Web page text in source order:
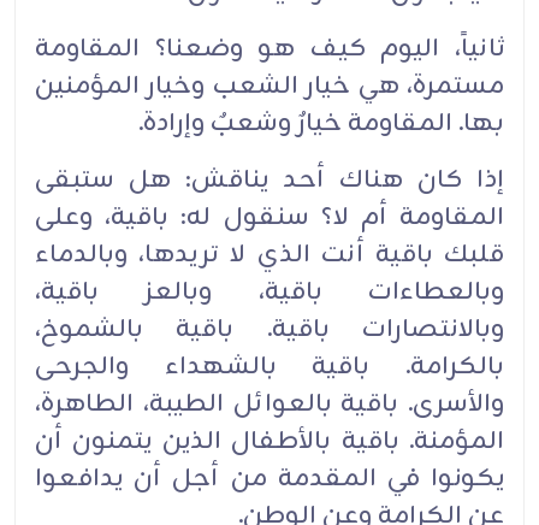
ثانياً، اليوم كيف هو وضعنا؟ المقاومة
مستمرة، هي خيار الشعب وخيار المؤمنين
بها. المقاومة خيارٌ وشعبٌ ‏وإرادة. ‏
إذا كان هناك أحد يناقش: هل ستبقى
المقاومة أم لا؟ سنقول له: باقية، وعلى
قلبك باقية أنت الذي لا تريدها، ‏وبالدماء
وبالعطاءات باقية، وبالعز باقية،
وبالانتصارات باقية. باقية بالشموخ،
بالكرامة. باقية بالشهداء ‏والجرحى
والأسرى. باقية بالعوائل الطيبة، الطاهرة،
المؤمنة. باقية بالأطفال الذين يتمنون أن
يكونوا في ‏المقدمة من أجل أن يدافعوا
عن الكرامة وعن الوطن.‏